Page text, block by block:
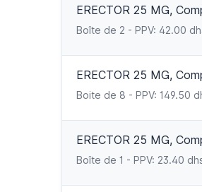
ERECTOR 25 MG,
Boîte de 2 - PPV: 42.00
ERECTOR 25 MG,
Boite de 8 - PPV: 149.50
ERECTOR 25 MG,
Boîte de 1 - PPV: 23.40